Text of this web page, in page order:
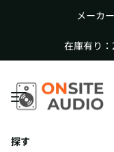
メーカ
在庫有り
探す